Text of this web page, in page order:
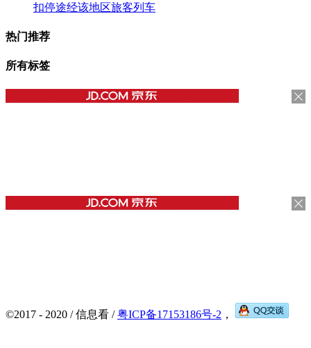
扣停途经该地区旅客列车
热门推荐
所有标签
©2017 - 2020 / 信息看 /粤ICP备17153186号-2 ，